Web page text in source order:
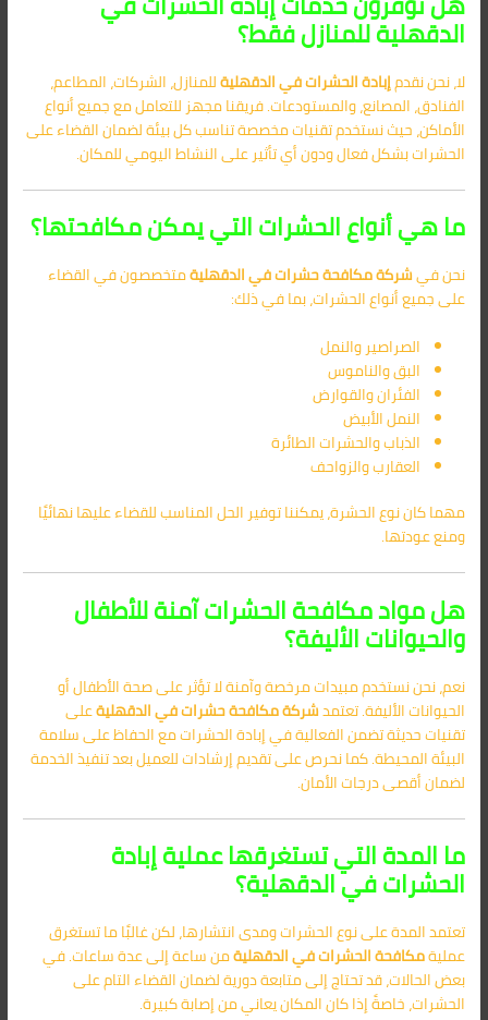
الدقهلية للمنازل فقط؟
لا، نحن نقدمإبادة الحشرات في الدقهليةللمنازل، الشركات، المطاعم،
الفنادق، المصانع، والمستودعات. فريقنا مجهز للتعامل مع جميع أنواع
الأماكن، حيث نستخدم تقنيات مخصصة تناسب كل بيئة لضمان القضاء على
الحشرات بشكل فعال ودون أي تأثير على النشاط اليومي للمكان.
ما هي أنواع الحشرات التي يمكن مكافحتها؟
نحن فيشركة مكافحة حشرات في الدقهليةمتخصصون في القضاء
على جميع أنواع الحشرات، بما في ذلك:
الصراصير والنمل
البق والناموس
الفئران والقوارض
النمل الأبيض
الذباب والحشرات الطائرة
العقارب والزواحف
مهما كان نوع الحشرة، يمكننا توفير الحل المناسب للقضاء عليها نهائيًا
ومنع عودتها.
هل مواد مكافحة الحشرات آمنة للأطفال
والحيوانات الأليفة؟
نعم، نحن نستخدم مبيدات مرخصة وآمنة لا تؤثر على صحة الأطفال أو
الحيوانات الأليفة. تعتمدشركة مكافحة حشرات في الدقهليةعلى
تقنيات حديثة تضمن الفعالية في إبادة الحشرات مع الحفاظ على سلامة
البيئة المحيطة. كما نحرص على تقديم إرشادات للعميل بعد تنفيذ الخدمة
لضمان أقصى درجات الأمان.
ما المدة التي تستغرقها عملية إبادة
الحشرات في الدقهلية؟
تعتمد المدة على نوع الحشرات ومدى انتشارها، لكن غالبًا ما تستغرق
عمليةمكافحة الحشرات في الدقهليةمن ساعة إلى عدة ساعات. في
بعض الحالات، قد تحتاج إلى متابعة دورية لضمان القضاء التام على
الحشرات، خاصةً إذا كان المكان يعاني من إصابة كبيرة.